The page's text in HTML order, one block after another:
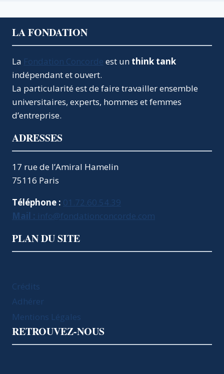
LA FONDATION
La Fondation Concorde est un think tank
indépendant et ouvert.
La particularité est de faire travailler ensemble
universitaires, experts, hommes et femmes
d’entreprise.
ADRESSES
17 rue de l’Amiral Hamelin
75116 Paris
Téléphone : 01.72.60.54.39
Mail : info@fondationconcorde.com
PLAN DU SITE
Crédits
Adhérer
Mentions Légales
RETROUVEZ-NOUS